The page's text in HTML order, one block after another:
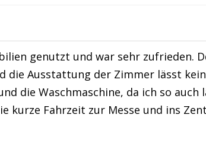
genutzt und war sehr zufrieden.
Ausstattung der Zimmer lässt
die Waschmaschine, da ich so auch
kurze Fahrzeit zur Messe und ins